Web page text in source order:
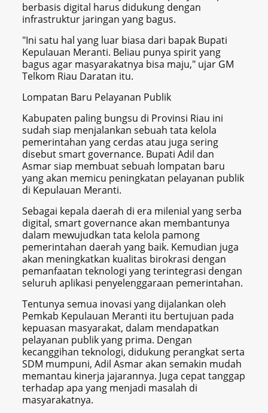
berbasis digital harus didukung dengan
infrastruktur jaringan yang bagus.
"Ini satu hal yang luar biasa dari bapak Bupati
Kepulauan Meranti. Beliau punya spirit yang
bagus agar masyarakatnya bisa maju," ujar GM
Telkom Riau Daratan itu.
Lompatan Baru Pelayanan Publik
Kabupaten paling bungsu di Provinsi Riau ini
sudah siap menjalankan sebuah tata kelola
pemerintahan yang cerdas atau juga sering
disebut smart governance. Bupati Adil dan
Asmar siap membuat sebuah lompatan baru
yang akan memicu peningkatan pelayanan publik
di Kepulauan Meranti.
Sebagai kepala daerah di era milenial yang serba
digital, smart governance akan membantunya
dalam mewujudkan tata kelola pamong
pemerintahan daerah yang baik. Kemudian juga
akan meningkatkan kualitas birokrasi dengan
pemanfaatan teknologi yang terintegrasi dengan
seluruh aplikasi penyelenggaraan pemerintahan.
Tentunya semua inovasi yang dijalankan oleh
Pemkab Kepulauan Meranti itu bertujuan pada
kepuasan masyarakat, dalam mendapatkan
pelayanan publik yang prima. Dengan
kecanggihan teknologi, didukung perangkat serta
SDM mumpuni, Adil Asmar akan semakin mudah
memantau kinerja jajarannya. Juga cepat tanggap
terhadap apa yang menjadi masalah di
masyarakatnya.